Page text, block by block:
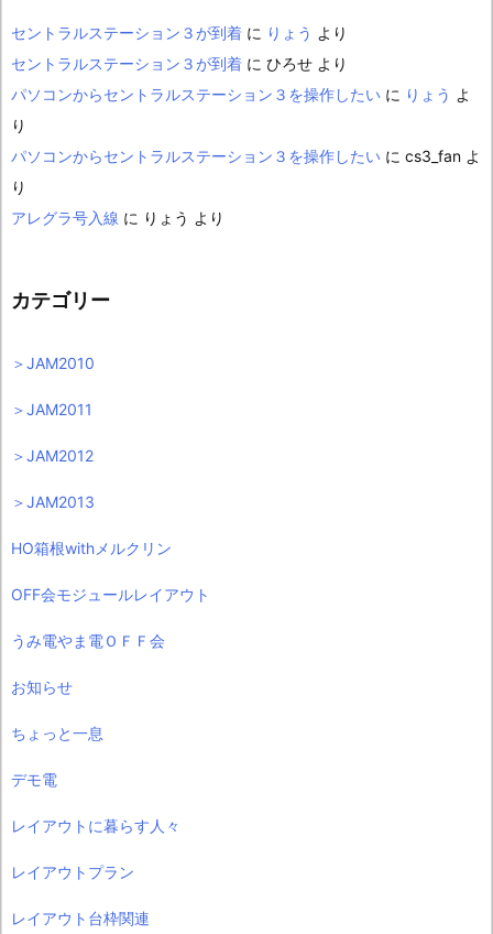
セントラルステーション３が到着 に りょう より
セントラルステーション３が到着 に ひろせ より
パソコンからセントラルステーション３を操作したい に りょう よ
り
パソコンからセントラルステーション３を操作したい に cs3_fan よ
り
アレグラ号入線 に りょう より
カテゴリー
＞JAM2010
＞JAM2011
＞JAM2012
＞JAM2013
HO箱根withメルクリン
OFF会モジュールレイアウト
うみ電やま電ＯＦＦ会
お知らせ
ちょっと一息
デモ電
レイアウトに暮らす人々
レイアウトプラン
レイアウト台枠関連